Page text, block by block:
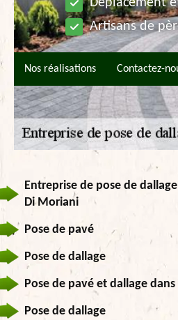
Déplacement
Artisans de
Nos réalisations Contactez-
Entreprise de pose de
Di Moriani
Pose de pavé
Pose de dallage
Pose de pavé et dallage
Pose de dallage